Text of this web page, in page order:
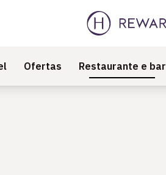
Ofertas Restaurante e bar